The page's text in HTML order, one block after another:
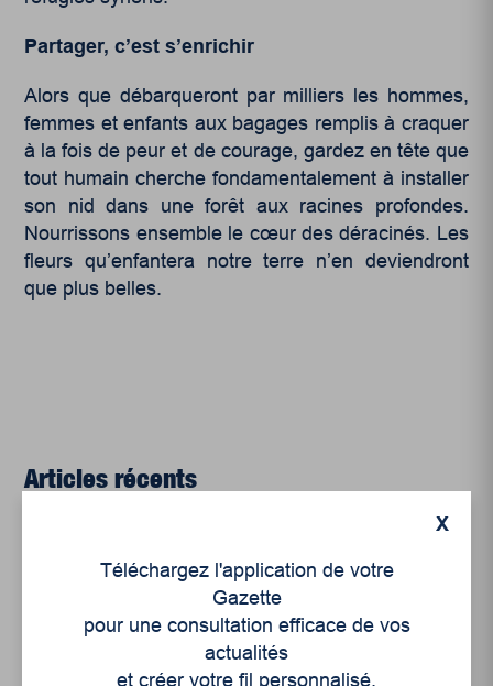
Partager, c’est s’enrichir
Alors que débarqueront par milliers les hommes,
femmes et enfants aux bagages remplis à craquer
à la fois de peur et de courage, gardez en tête que
tout humain cherche fondamentalement à installer
son nid dans une forêt aux racines profondes.
Nourrissons ensemble le cœur des déracinés. Les
fleurs qu’enfantera notre terre n’en deviendront
que plus belles.
Articles récents
régionale
Juillet 2026
Le sport professionnel féminin : en mouvement,
X
Téléchargez l'application de votre
Gazette
pour une consultation efficace de vos
actualités
et créer votre fil personnalisé.